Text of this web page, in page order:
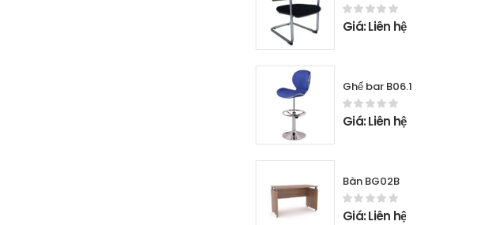
Giá: Liên hệ
Ghế bar B06.1
Giá: Liên hệ
Bàn BG02B
Giá: Liên hệ